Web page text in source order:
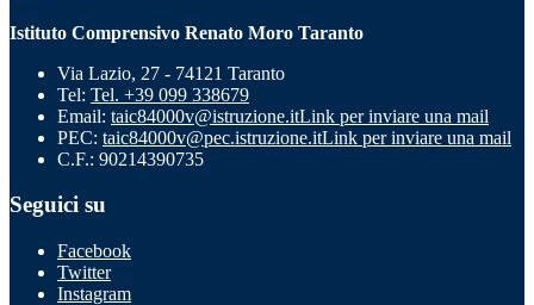
Istituto Comprensivo Renato Moro Taranto
Via Lazio, 27 - 74121 Taranto
Tel: Tel. +39 099 338679
Email: taic84000v@istruzione.itLink per inviare una mail
PEC: taic84000v@pec.istruzione.itLink per inviare una mail
C.F.: 90214390735
Seguici su
Facebook
Twitter
Instagram